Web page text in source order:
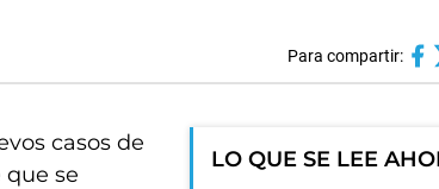
Para compartir:
casos de
se
LO QUE SE LEE